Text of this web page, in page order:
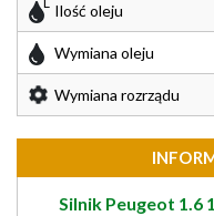
Ilość oleju
Wymiana oleju
Wymiana rozrządu
Silnik Peugeot 1.6